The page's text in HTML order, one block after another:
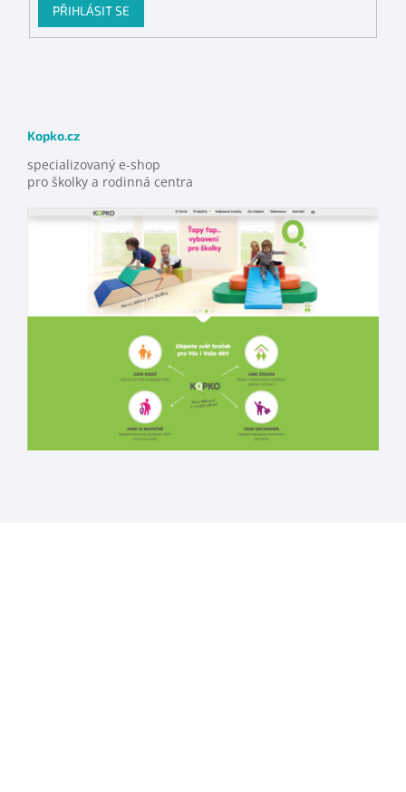
PŘIHLÁSIT SE
Kopko.cz
specializovaný e-shop
pro školky a rodinná centra